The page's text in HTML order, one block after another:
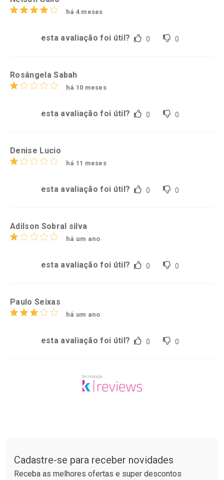
há 4 meses
esta avaliação foi útil? 0 0
Rosângela Sabah
há 10 meses
esta avaliação foi útil? 0 0
Denise Lucio
há 11 meses
esta avaliação foi útil? 0 0
Adilson Sobral silva
há um ano
esta avaliação foi útil? 0 0
Paulo Seixas
há um ano
esta avaliação foi útil? 0 0
Cadastre-se para receber novidades
Receba as melhores ofertas e super descontos